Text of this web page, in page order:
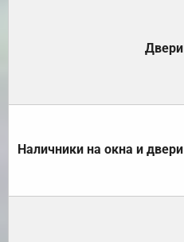
Двери
Наличники на окна и двери